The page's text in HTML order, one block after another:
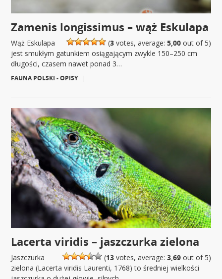
Zamenis longissimus – wąż Eskulapa
(3votes, average: 5,00out of 5)
Wąż Eskulapa
jest smukłym gatunkiem osiągającym zwykle 150–250 cm
długości, czasem nawet ponad 3…
FAUNA POLSKI - OPISY
Lacerta viridis – jaszczurka zielona
(13votes, average: 3,69out of 5)
Jaszczurka
zielona (Lacerta viridis Laurenti, 1768) to średniej wielkości